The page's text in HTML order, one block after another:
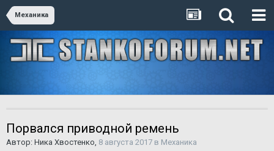
Механика
Порвался приводной ремень
Автор: Ника Хвостенко, 8 августа 2017 в Механика